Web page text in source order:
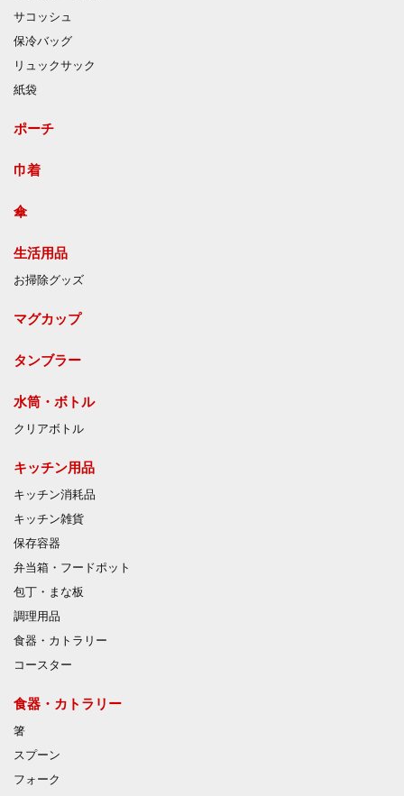
サコッシュ
保冷バッグ
リュックサック
紙袋
ポーチ
巾着
傘
生活用品
お掃除グッズ
マグカップ
タンブラー
水筒・ボトル
クリアボトル
キッチン用品
キッチン消耗品
キッチン雑貨
保存容器
弁当箱・フードポット
包丁・まな板
調理用品
食器・カトラリー
コースター
食器・カトラリー
箸
スプーン
フォーク